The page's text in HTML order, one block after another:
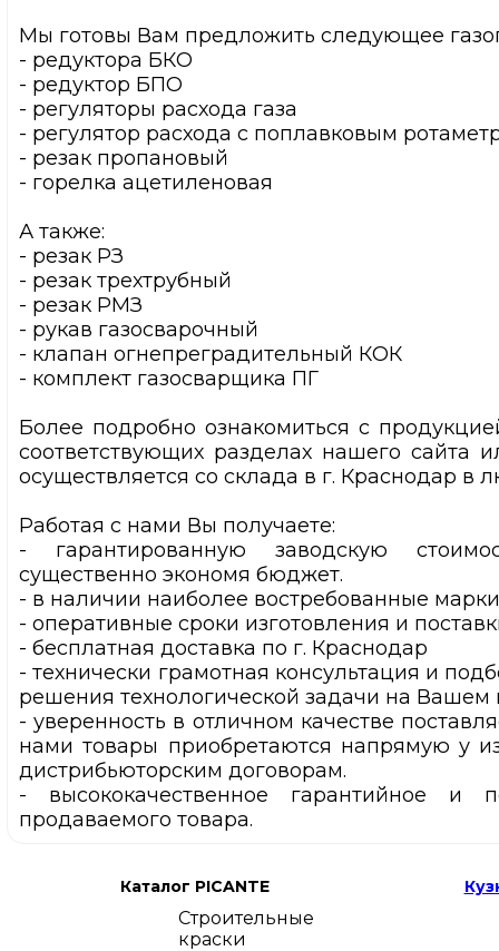
Мы готовы Вам предложить следующее
- редуктора БКО
- редуктор БПО
- регуляторы расхода газа
- регулятор расхода с поплавковым
- резак пропановый
- горелка ацетиленовая
А также:
- резак РЗ
- резак трехтрубный
- резак РМЗ
- рукав газосварочный
- клапан огнепреградительный КОК
- комплект газосварщика ПГ
Более подробно ознакомиться с
соответствующих разделах нашего сайта
осуществляется со склада в г. Краснодар в
Работая с нами Вы получаете:
- гарантированную заводскую
существенно экономя бюджет.
- в наличии наиболее востребованные
- оперативные сроки изготовления и
- бесплатная доставка по г. Краснодар
- технически грамотная консультация и
решения технологической задачи на Вашем
- уверенность в отличном качестве
нами товары приобретаются напрямую у
дистрибьюторским договорам.
- высококачественное гарантийное и
продаваемого товара.
Каталог PICANTE
Строительные
краски